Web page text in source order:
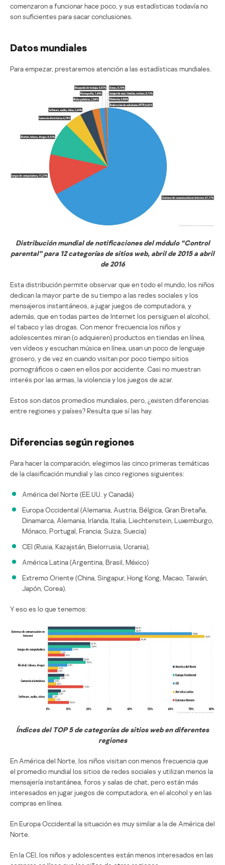
comenzaron a funcionar hace poco, y sus estadísticas todavía no
son suficientes para sacar conclusiones.
Datos mundiales
Para empezar, prestaremos atención a las estadísticas mundiales.
Distribución mundial de notificaciones del módulo “Control
parental” para 12 categorías de sitios web, abril de 2015 a abril
de 2016
Esta distribución permite observar que en todo el mundo, los niños
dedican la mayor parte de su tiempo a las redes sociales y los
mensajeros instantáneos, a jugar juegos de computadora, y
además, que en todas partes de Internet los persiguen el alcohol,
el tabaco y las drogas. Con menor frecuencia los niños y
adolescentes miran (o adquieren) productos en tiendas en línea,
ven vídeos y escuchan música en línea, usan un poco de lenguaje
grosero, y de vez en cuando visitan por poco tiempo sitios
pornográficos o caen en ellos por accidente. Casi no muestran
interés por las armas, la violencia y los juegos de azar.
Estos son datos promedios mundiales, pero, ¿existen diferencias
entre regiones y países? Resulta que sí las hay.
Diferencias según regiones
Para hacer la comparación, elegimos las cinco primeras temáticas
de la clasificación mundial y las cinco regiones siguientes:
América del Norte (EE.UU. y Canadá)
Europa Occidental (Alemania, Austria, Bélgica, Gran Bretaña,
Dinamarca, Alemania, Irlanda, Italia, Liechtenstein, Luxemburgo,
Mónaco, Portugal, Francia, Suiza, Suecia)
CEI (Rusia, Kazajstán, Bielorrusia, Ucrania),
América Latina (Argentina, Brasil, México)
Extremo Oriente (China, Singapur, Hong Kong, Macao, Taiwán,
Japón, Corea).
Y eso es lo que tenemos:
Índices del TOP 5 de categorías de sitios web en diferentes
regiones
En América del Norte, los niños visitan con menos frecuencia que
el promedio mundial los sitios de redes sociales y utilizan menos la
mensajería instantánea, foros y salas de chat, pero están más
interesados ​​en jugar juegos de computadora, en el alcohol y en las
compras en línea.
En Europa Occidental la situación es muy similar a la de América del
Norte.
En la CEI, los niños y adolescentes están menos interesados en las